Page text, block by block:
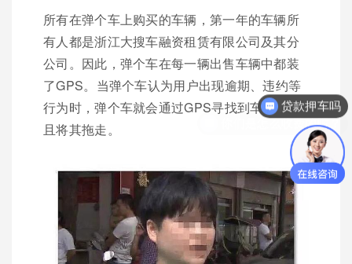
所有在弹个车上购买的车辆，第一年的车辆所
有人都是浙江大搜车融资租赁有限公司及其分
公司。因此，弹个车在每一辆出售车辆中都装
了GPS。当弹个车认为用户出现逾期、违约等
行为时，弹个车就会通过GPS寻找到车辆，并
且将其拖走。
你们是怎么收费的呢？